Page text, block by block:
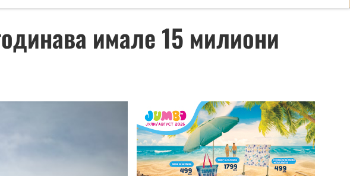
имале 15 милиони